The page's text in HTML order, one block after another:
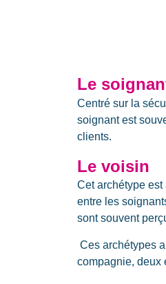
Le
Centré sur la
soignant est
clients.
Le voisin
Cet archétype
entre les
sont souvent
Ces archétypes
compagnie, deux